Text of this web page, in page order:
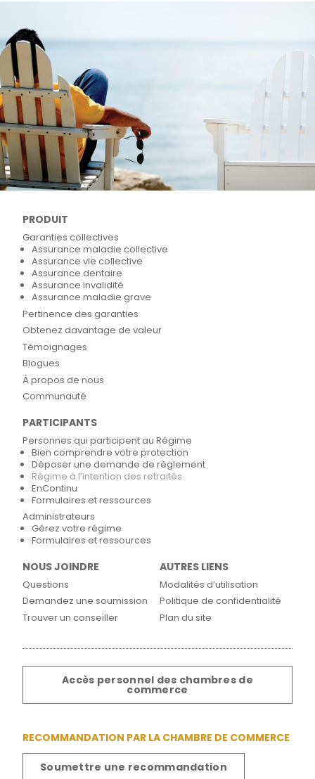
PRODUIT
Garanties collectives
Assurance maladie collective
Assurance vie collective
Assurance dentaire
Assurance invalidité
Assurance maladie grave
Pertinence des garanties
Obtenez davantage de valeur
Témoignages
Blogues
À propos de nous
Communauté
PARTICIPANTS
Personnes qui participent au Régime
Bien comprendre votre protection
Déposer une demande de règlement
Régime à l’intention des retraités
EnContinu
Formulaires et ressources
Administrateurs
Gérez votre régime
Formulaires et ressources
NOUS JOINDRE
Questions
Demandez une soumission
Trouver un conseiller
AUTRES LIENS
Modalités d’utilisation
Politique de confidentialité
Plan du site
Accès personnel des chambres de
commerce
RECOMMANDATION PAR LA CHAMBRE DE COMMERCE
Soumettre une recommandation